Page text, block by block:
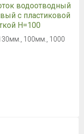
водоотводный
с пластиковой
H=100
100мм., 1000